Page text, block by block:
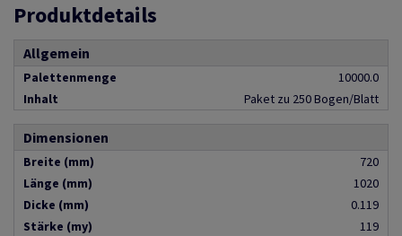
Produktdetails
Allgemein
Palettenmenge
10000.0
Inhalt
Paket zu 250 Bogen/Blatt
Dimensionen
Breite (mm)
720
Länge (mm)
1020
Dicke (mm)
0.119
Stärke (my)
119